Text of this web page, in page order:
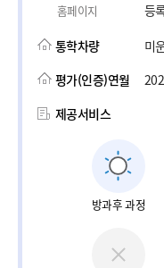
홈페이지
등
통학차량
미
평가(인증)연월
제공서비스
방과후 과정